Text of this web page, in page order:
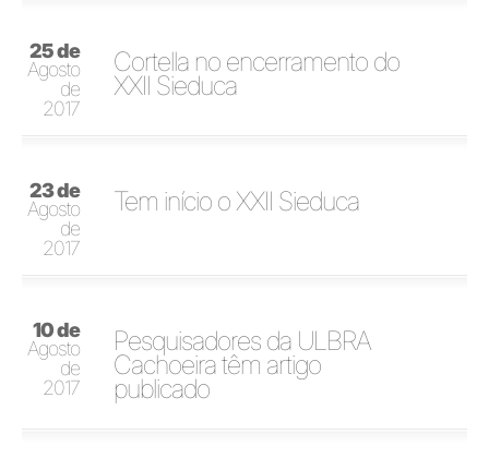
25 de
Agosto
de
2017
Cortella no encerramento do
XXII Sieduca
23 de
Agosto
de
2017
Tem início o XXII Sieduca
10 de
Agosto
de
2017
Pesquisadores da ULBRA
Cachoeira têm artigo
publicado